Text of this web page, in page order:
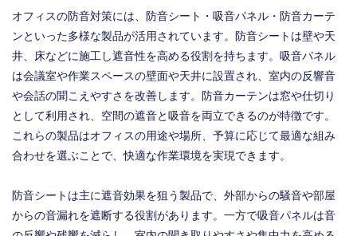
オフィスの防音対策には、防音シート・吸音パネル・防音カーテ
ンといった多様な製品が活用されています。防音シートは壁や天
井、床などに施工し遮音性を高める役割を持ちます。吸音パネル
は会議室や作業スペースの壁面や天井に設置され、室内の反響音
や会話の聞こえやすさを改善します。防音カーテンは窓や仕切り
として利用され、空間の遮音と吸音を両立できるのが特徴です。
これらの製品はオフィスの用途や場所、予算に応じて最適な組み
合わせを選ぶことで、快適な作業環境を実現できます。
防音シートは主に遮音効果を狙う製品で、外部からの騒音や部屋
からの音漏れを遮断する役割があります。一方で吸音パネルは音